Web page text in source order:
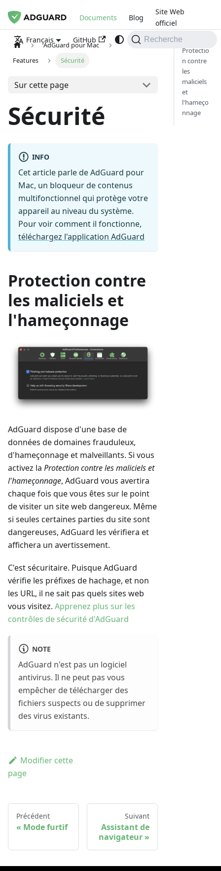
Documents Blog
Site Web
officiel
Français
GitHub Recherche
AdGuard pour Mac
Features
Sécurité
Sur cette page
Sécurité
INFO
Cet article parle de AdGuard pour
Mac, un bloqueur de contenus
multifonctionnel qui protège votre
appareil au niveau du système.
Pour voir comment il fonctionne,
téléchargez l'application AdGuard
Protection contre
les maliciels et
l'hameçonnage
AdGuard dispose d'une base de
données de domaines frauduleux,
d'hameçonnage et malveillants. Si vous
activez la Protection contre les maliciels et
l'hameçonnage, AdGuard vous avertira
chaque fois que vous êtes sur le point
de visiter un site web dangereux. Même
si seules certaines parties du site sont
dangereuses, AdGuard les vérifiera et
affichera un avertissement.
C'est sécuritaire. Puisque AdGuard
vérifie les préfixes de hachage, et non
les URL, il ne sait pas quels sites web
vous visitez. Apprenez plus sur les
contrôles de sécurité d'AdGuard
NOTE
AdGuard n'est pas un logiciel
antivirus. Il ne peut pas vous
empêcher de télécharger des
fichiers suspects ou de supprimer
des virus existants.
Modifier cette
page
Précédent
Mode furtif
Suivant
Assistant de
navigateur
Protectio
n contre
les
maliciels
et
l'hameço
nnage